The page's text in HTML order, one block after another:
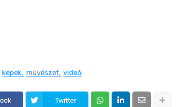
képek művészet videó
Twitter